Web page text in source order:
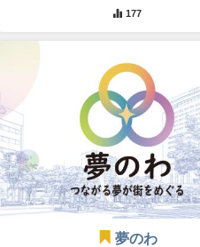
177
夢のわ